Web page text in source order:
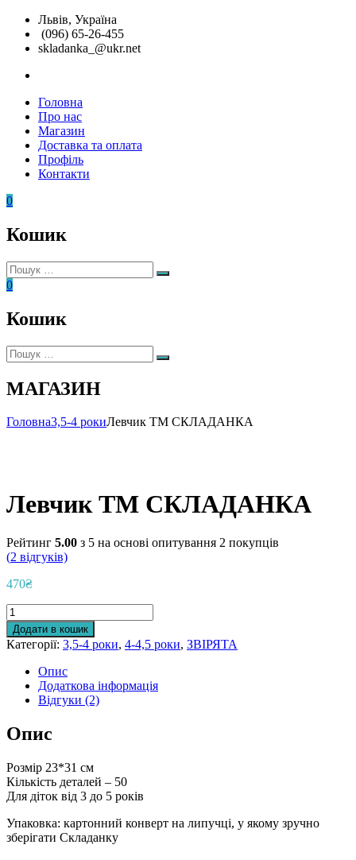
Перейти
вмісту
Львів, Україна
(096) 65-26-455
skladanka_@ukr.net
Складанка
Унікальні
розвиваючі
іграшки
Головна
Про нас
Магазин
Доставка та оплата
Профіль
Контакти
0
Кошик
Пошук:
Пошук
0
Кошик
Пошук:
Пошук
МАГАЗИН
Головна3,5-4 рокиЛевчик ТМ СКЛАДАНКА
Левчик ТМ СКЛАДАНКА
Рейтинг 5.00 з 5 на основі опитування 2 покупців
(2 відгуків)
470₴
Левчик
ТМ
СКЛАДАНКА
кількість
Додати в кошик
Категорії: 3,5-4 роки, 4-4,5 роки, ЗВІРЯТА
Опис
Додаткова інформація
Відгуки (2)
Опис
Розмір 23*31 см
Кількість деталей – 50
Для діток від 3 до 5 років
Упаковка: картонний конверт на липучці, у якому зручно
зберігати Складанку